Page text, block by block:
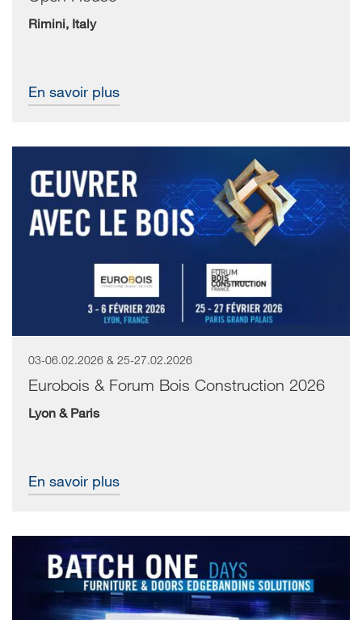
Rimini, Italy
En savoir plus
03-06.02.2026 & 25-27.02.2026
Eurobois & Forum Bois Construction 2026
Lyon & Paris
En savoir plus